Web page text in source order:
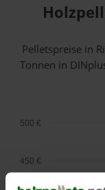
Pelletspreise in
Tonnen in
450 €
500 €